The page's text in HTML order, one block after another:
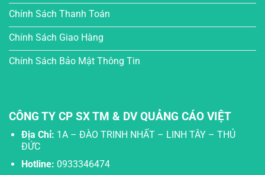
Chính Sách Thanh Toán
Chính Sách Giao Hàng
Chính Sách Bảo Mật Thông Tin
CÔNG TY CP SX TM & DV QUẢNG CÁO VIỆT
Địa Chỉ: 1A – ĐÀO TRINH NHẤT – LINH TÂY – THỦ
ĐỨC
Hotline: 0933346474